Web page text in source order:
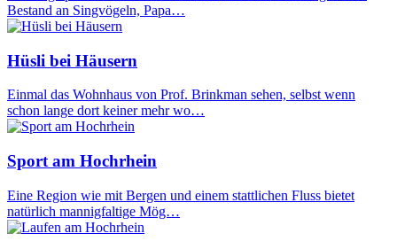
Bestand an Singvögeln, Papa…
Hüsli bei Häusern
Einmal das Wohnhaus von Prof. Brinkman sehen, selbst wenn
schon lange dort keiner mehr wo…
Sport am Hochrhein
Eine Region wie mit Bergen und einem stattlichen Fluss bietet
natürlich mannigfaltige Mög…